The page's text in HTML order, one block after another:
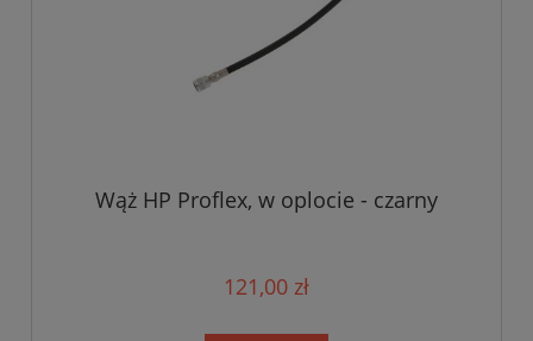
Wąż HP Proflex, w oplocie - czarny
121,00 zł